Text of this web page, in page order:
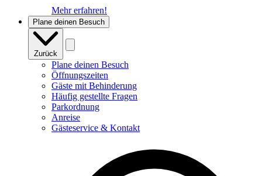
Mehr erfahren!
Plane deinen Besuch
Zurück
Plane deinen Besuch
Öffnungszeiten
Gäste mit Behinderung
Häufig gestellte Fragen
Parkordnung
Anreise
Gästeservice & Kontakt